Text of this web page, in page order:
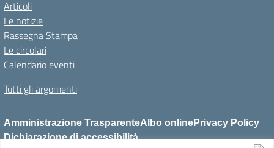
Articoli
Le notizie
Rassegna Stampa
Le circolari
Calendario eventi
Tutti gli argomenti
Amministrazione TrasparenteAlbo onlinePrivacy Policy
Dichiarazione di accessibilità